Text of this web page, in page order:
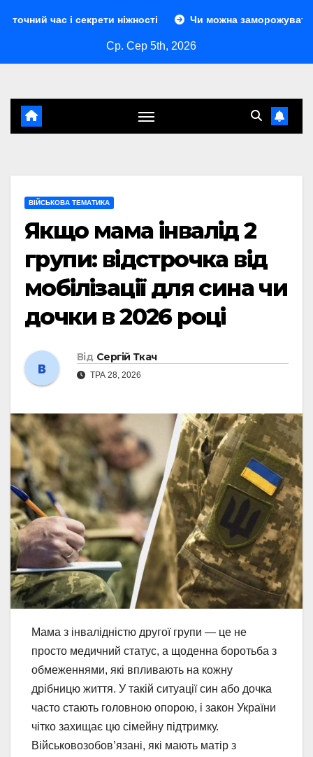
ніжності Чи можна заморожувати сир: повний
Ср. Сер 5th, 2026
ВІЙСЬКОВА ТЕМАТИКА
Якщо мама інвалід 2
групи: відстрочка від
мобілізації для сина чи
дочки в 2026 році
Від Сергій Ткач
ТРА 28, 2026
Мама з інвалідністю другої групи — це не
просто медичний статус, а щоденна боротьба з
обмеженнями, які впливають на кожну
дрібницю життя. У такій ситуації син або дочка
часто стають головною опорою, і закон України
чітко захищає цю сімейну підтримку.
Військовозобов’язані, які мають матір з